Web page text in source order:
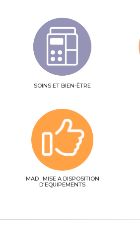
SOINS ET BIEN-ÊTRE
MAD : MISE A DISPOSITION
D'EQUIPEMENTS